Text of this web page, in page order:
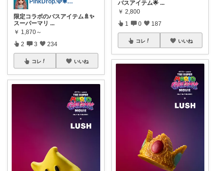
PinkDrop.🩷✱ご購入感謝ﾃﾞｽ
限定コラボのバスアイテム🚿✨
スーパーマリ ...
￥ 1,870～
2 3 234
コレ いいね
バスアイテム🌟 ...
￥ 2,800
1 0 187
コレ いいね